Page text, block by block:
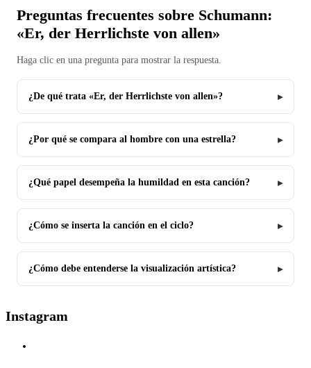
Preguntas frecuentes sobre Schumann:
«Er, der Herrlichste von allen»
Haga clic en una pregunta para mostrar la respuesta.
¿De qué trata «Er, der Herrlichste von allen»?
¿Por qué se compara al hombre con una estrella?
¿Qué papel desempeña la humildad en esta canción?
¿Cómo se inserta la canción en el ciclo?
¿Cómo debe entenderse la visualización artística?
Instagram